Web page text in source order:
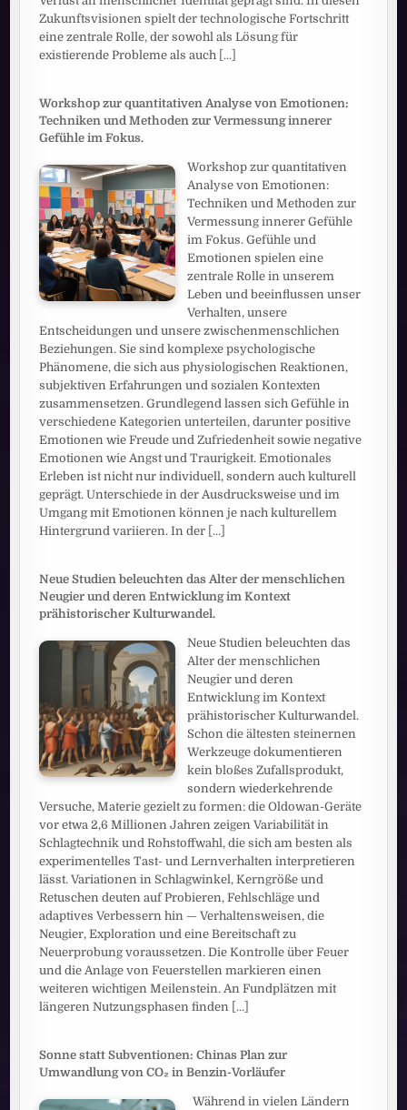
Zukunftsvisionen spielt der technologische Fortschritt
eine zentrale Rolle, der sowohl als Lösung für
existierende Probleme als auch [...]
Workshop zur quantitativen Analyse von Emotionen:
Techniken und Methoden zur Vermessung innerer
Gefühle im Fokus.
Workshop zur quantitativen
Analyse von Emotionen:
Techniken und Methoden zur
Vermessung innerer Gefühle
im Fokus. Gefühle und
Emotionen spielen eine
zentrale Rolle in unserem
Leben und beeinflussen unser
Verhalten, unsere
Entscheidungen und unsere zwischenmenschlichen
Beziehungen. Sie sind komplexe psychologische
Phänomene, die sich aus physiologischen Reaktionen,
subjektiven Erfahrungen und sozialen Kontexten
zusammensetzen. Grundlegend lassen sich Gefühle in
verschiedene Kategorien unterteilen, darunter positive
Emotionen wie Freude und Zufriedenheit sowie negative
Emotionen wie Angst und Traurigkeit. Emotionales
Erleben ist nicht nur individuell, sondern auch kulturell
geprägt. Unterschiede in der Ausdrucksweise und im
Umgang mit Emotionen können je nach kulturellem
Hintergrund variieren. In der [...]
Neue Studien beleuchten das Alter der menschlichen
Neugier und deren Entwicklung im Kontext
prähistorischer Kulturwandel.
Neue Studien beleuchten das
Alter der menschlichen
Neugier und deren
Entwicklung im Kontext
prähistorischer Kulturwandel.
Schon die ältesten steinernen
Werkzeuge dokumentieren
kein bloßes Zufallsprodukt,
sondern wiederkehrende
Versuche, Materie gezielt zu formen: die Oldowan-Geräte
vor etwa 2,6 Millionen Jahren zeigen Variabilität in
Schlagtechnik und Rohstoffwahl, die sich am besten als
experimentelles Tast- und Lernverhalten interpretieren
lässt. Variationen in Schlagwinkel, Kerngröße und
Retuschen deuten auf Probieren, Fehlschläge und
adaptives Verbessern hin — Verhaltensweisen, die
Neugier, Exploration und eine Bereitschaft zu
Neuerprobung voraussetzen. Die Kontrolle über Feuer
und die Anlage von Feuerstellen markieren einen
weiteren wichtigen Meilenstein. An Fundplätzen mit
längeren Nutzungsphasen finden [...]
Sonne statt Subventionen: Chinas Plan zur
Umwandlung von CO₂ in Benzin-Vorläufer
Während in vielen Ländern